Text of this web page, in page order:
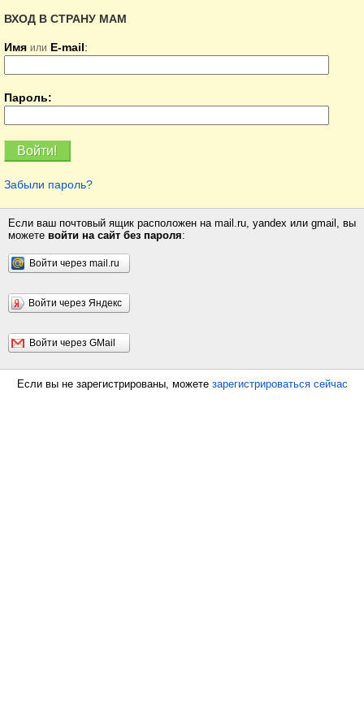
ВХОД В СТРАНУ МАМ
Имя или E-mail:
Пароль:
Забыли пароль?
Если ваш почтовый ящик расположен на mail.ru, yandex или gmail, вы
можете войти на сайт без пароля:
Войти через mail.ru
Войти через Яндекс
Войти через GMail
Если вы не зарегистрированы, можете зарегистрироваться сейчас